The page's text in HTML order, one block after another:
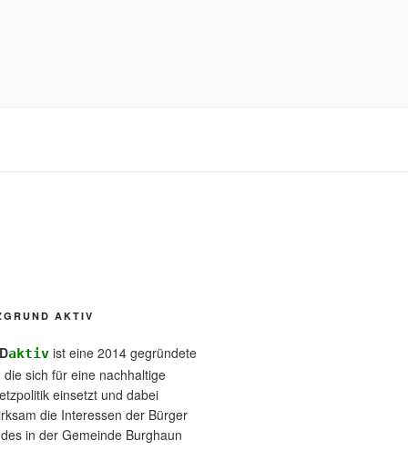
AKTIV
aktivist eine 2014 gegründete
sich für eine nachhaltige
einsetzt und dabei
die Interessen der Bürger
in der Gemeinde Burghaun